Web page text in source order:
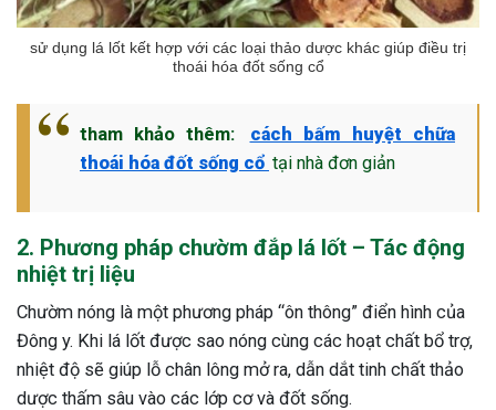
sử dụng lá lốt kết hợp với các loại thảo dược khác giúp điều trị
thoái hóa đốt sống cổ
tham khảo thêm:
cách bấm huyệt chữa
thoái hóa đốt sống cổ tại nhà đơn giản
2. Phương pháp chườm đắp lá lốt – Tác động
nhiệt trị liệu
Chườm nóng là một phương pháp “ôn thông” điển hình của
Đông y. Khi lá lốt được sao nóng cùng các hoạt chất bổ trợ,
nhiệt độ sẽ giúp lỗ chân lông mở ra, dẫn dắt tinh chất thảo
dược thấm sâu vào các lớp cơ và đốt sống.